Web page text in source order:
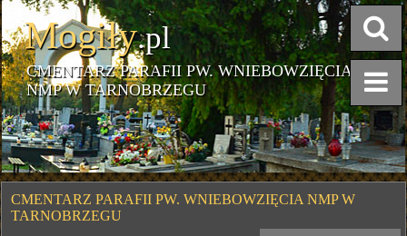
Mogiły.pl
CMENTARZ PARAFII PW. WNIEBOWZIĘCIA
NMP W TARNOBRZEGU
CMENTARZ PARAFII PW. WNIEBOWZIĘCIA NMP W
TARNOBRZEGU